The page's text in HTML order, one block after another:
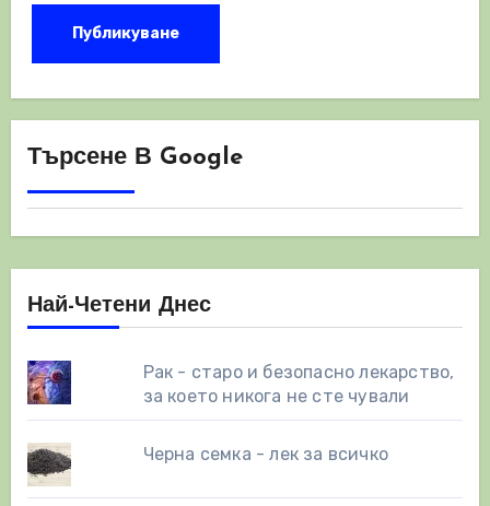
Търсене В Google
Най-Четени Днес
Рак - старо и безопасно лекарство,
за което никога не сте чували
Черна семка - лек за всичко